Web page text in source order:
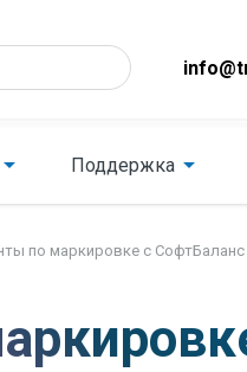
Поддержка
по маркировке с СофтБаланс